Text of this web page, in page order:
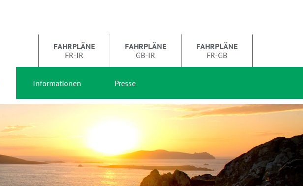
FAHRPLÄNE
FR-IR
FAHRPLÄNE
GB-IR
FAHRPLÄNE
FR-GB
Informationen Presse